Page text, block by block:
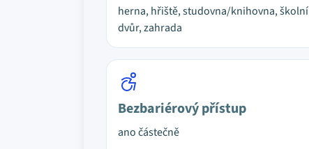
herna, hřiště, studovna/knihovna, školní
dvůr, zahrada
Bezbariérový přístup
ano částečně